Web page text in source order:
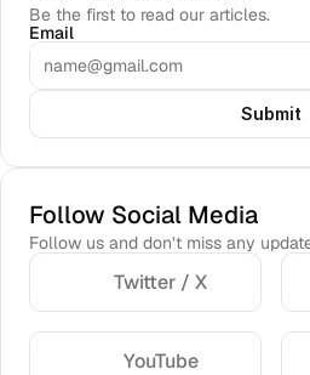
Be the first to read our articles.
Email
Submit
Follow Social Media
Follow us and don’t miss any
Twitter / X
YouTube